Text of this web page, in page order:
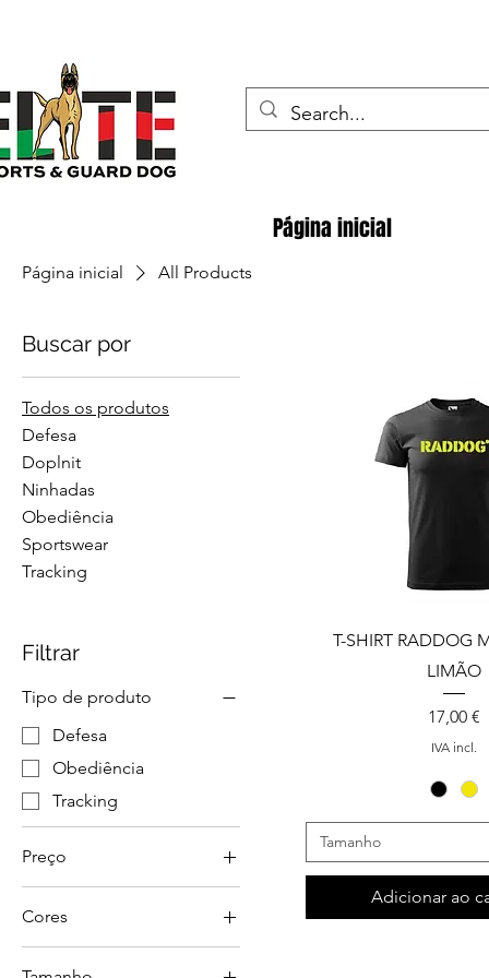
Página inicial
Página inicial All Products
Buscar por
Todos os produtos
Defesa
Doplnit
Ninhadas
Obediência
Sportswear
Tracking
Filtrar
Tipo de produto
Defesa
Obediência
Tracking
Preço
€ 1 € 255
Cores
T-SHIRT RADDOG
LIMÃO
Preço
17,00 €
IVA incl.
Tamanho
Adicionar ao